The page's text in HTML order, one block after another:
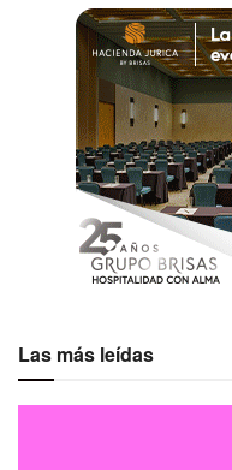
manuales, la
elevará».
La hiper-
mayor precisión y
de precios. Koert
compañías deben
adecuadas cuando se
«Las
cambios de
complejos y
Las más leídas